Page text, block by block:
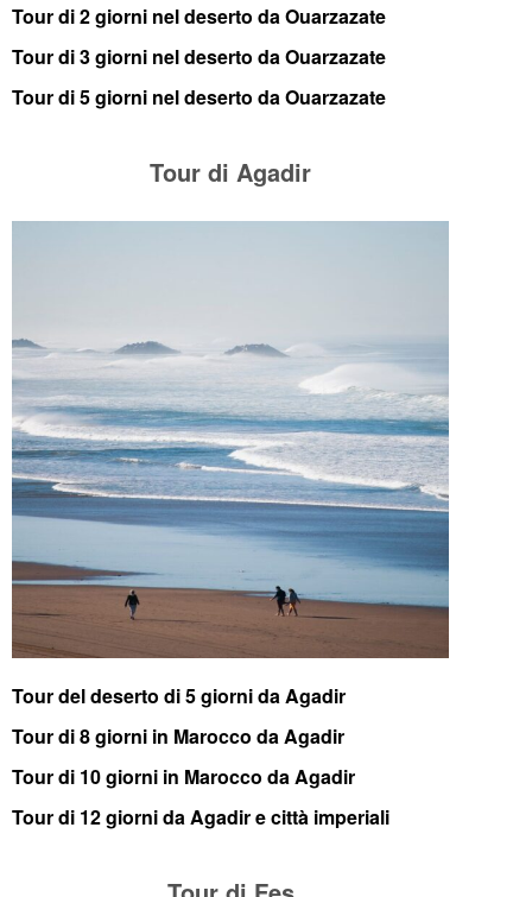
Tour di 2 giorni nel deserto da Ouarzazate
Tour di 3 giorni nel deserto da Ouarzazate
Tour di 5 giorni nel deserto da Ouarzazate
Tour di Agadir
Tour del deserto di 5 giorni da Agadir
Tour di 8 giorni in Marocco da Agadir
Tour di 10 giorni in Marocco da Agadir
Tour di 12 giorni da Agadir e città imperiali